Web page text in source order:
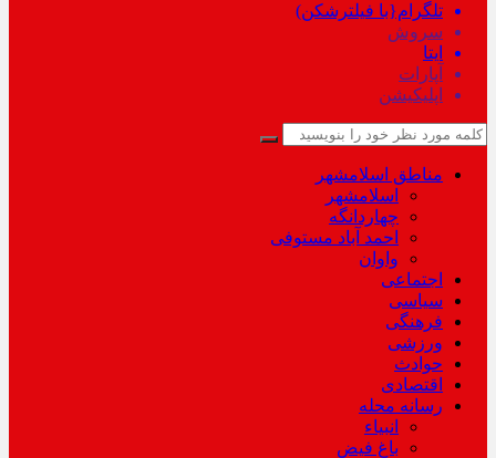
تلگرام{با فیلترشکن)
سروش
ایتا
آپارات
اپلیکیشن
مناطق اسلامشهر
اسلامشهر
چهاردانگه
احمد آباد مستوفی
واوان
اجتماعی
سیاسی
فرهنگی
ورزشی
حوادث
اقتصادی
رسانه محله
انبیاء
باغ فیض